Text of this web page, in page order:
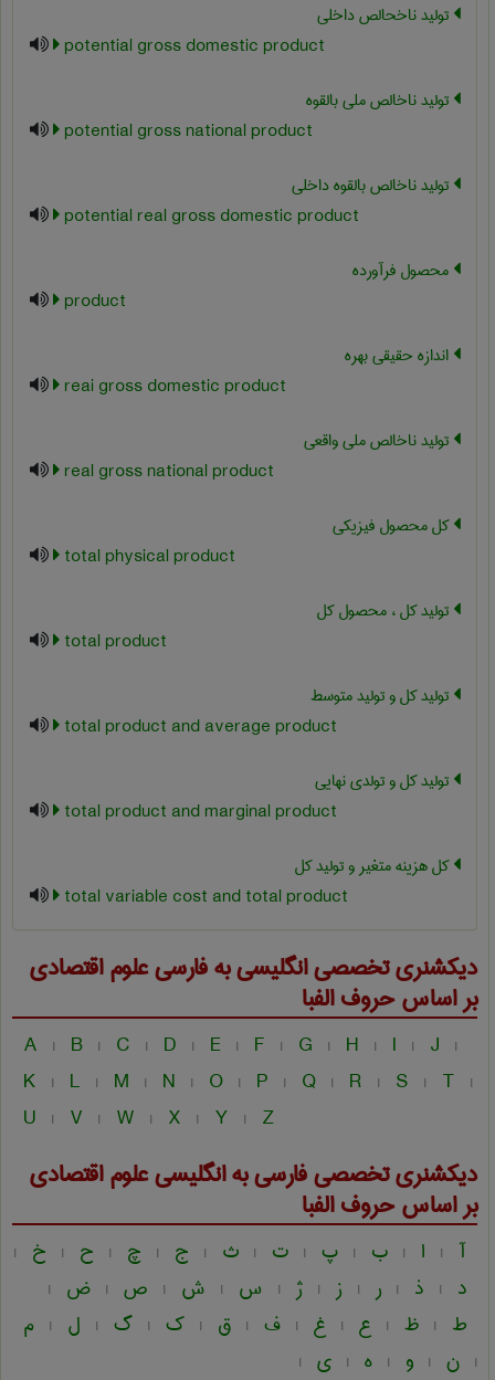
تولید ناخحالص داخلی
potential gross domestic product
تولید ناخالص ملی بالقوه
potential gross national product
تولید ناخالص بالقوه داخلی
potential real gross domestic product
محصول فرآورده
product
اندازه حقیقی بهره
reai gross domestic product
تولید ناخالص ملی واقعی
real gross national product
کل محصول فیزیکی
total physical product
تولید کل ، محصول کل
total product
تولید کل و تولید متوسط
total product and average product
تولید کل و تولدی نهایی
total product and marginal product
کل هزینه متغیر و تولید کل
total variable cost and total product
دیکشنری تخصصی انگلیسی به فارسیعلوم اقتصادی
بر اساس حروف الفبا
A | B | C | D | E | F | G | H | I | J |
K | L | M | N | O | P | Q | R | S | T |
U | V | W | X | Y | Z
دیکشنری تخصصی فارسی به انگلیسیعلوم اقتصادی
بر اساس حروف الفبا
آ | ا | ب | پ | ت | ث | ج | چ | ح | خ |
د | ذ | ر | ز | ژ | س | ش | ص | ض |
ط | ظ | ع | غ | ف | ق | ک | گ | ل | م
| ن | و | ه | ی |